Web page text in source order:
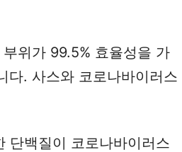
위가 99.5% 효율성을 가
다. 사스와 코로나바이러스
단백질이 코로나바이러스